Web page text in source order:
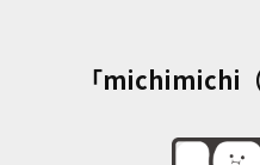
「michimichi